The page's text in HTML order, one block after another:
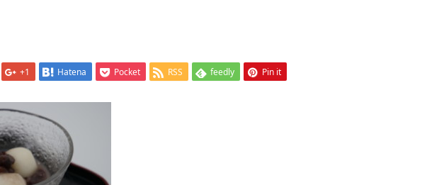
+1 Hatena Pocket RSS feedly Pin it